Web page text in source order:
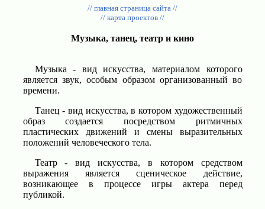
// главная страница сайта //
// карта проектов //
Музыка, танец, театр и кино
Музыка - вид искусства, материалом которого
является звук, особым образом организованный во
времени.
Танец - вид искусства, в котором художественный
образ создается посредством ритмичных
пластических движений и смены выразительных
положений человеческого тела.
Театр - вид искусства, в котором средством
выражения является сценическое действие,
возникающее в процессе игры актера перед
публикой.